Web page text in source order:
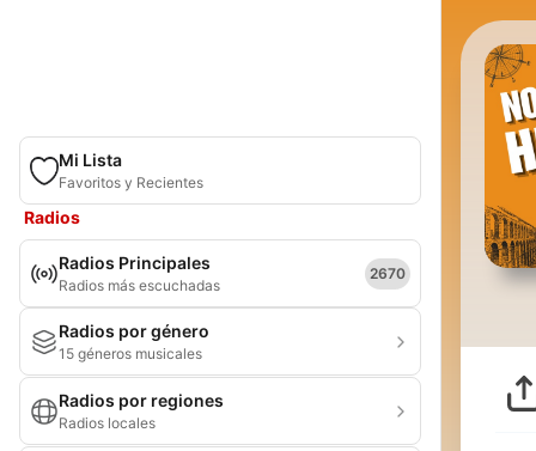
Mi Lista
Favoritos y Recientes
Radios
Radios Principales
Radios más escuchadas
2670
Radios por género
15 géneros musicales
Radios por regiones
Radios locales